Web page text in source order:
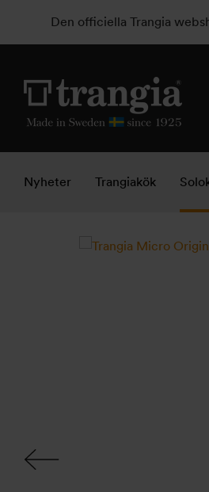
Den officiella Trangia
Nyheter Trangiakök